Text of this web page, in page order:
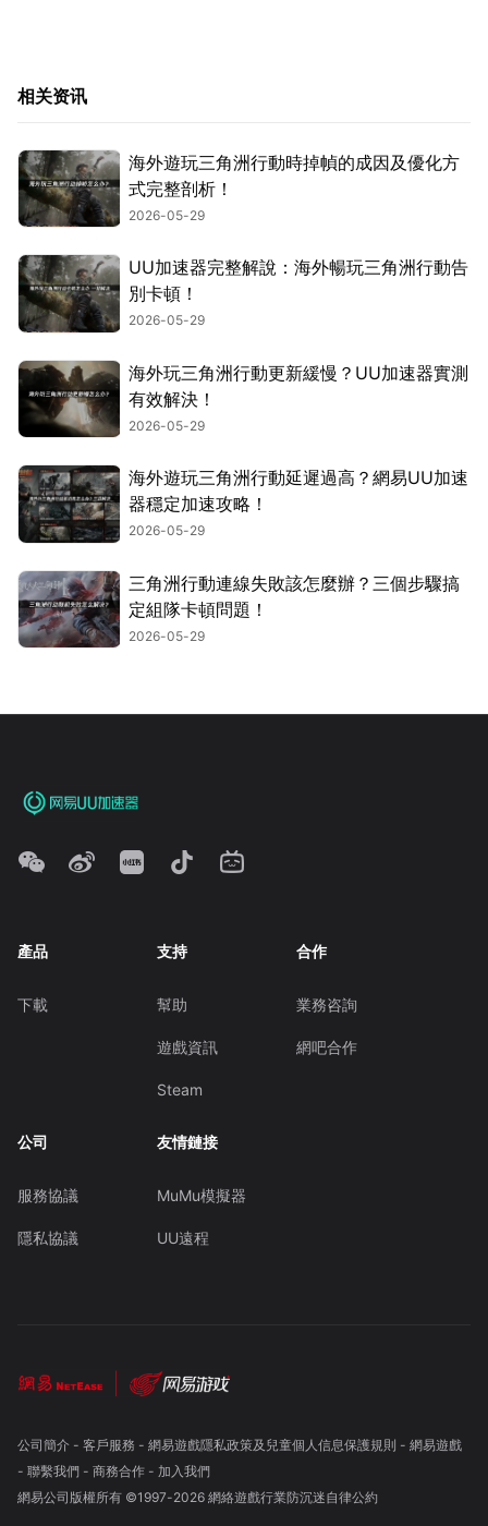
相关资讯
海外遊玩三角洲行動時掉幀的成因及優化方
式完整剖析！
2026-05-29
UU加速器完整解說：海外暢玩三角洲行動告
別卡頓！
2026-05-29
海外玩三角洲行動更新緩慢？UU加速器實測
有效解決！
2026-05-29
海外遊玩三角洲行動延遲過高？網易UU加速
器穩定加速攻略！
2026-05-29
三角洲行動連線失敗該怎麼辦？三個步驟搞
定組隊卡頓問題！
2026-05-29
產品
下載
支持
幫助
遊戲資訊
Steam
合作
業務咨詢
網吧合作
公司
服務協議
隱私協議
友情鏈接
MuMu模擬器
UU遠程
公司簡介- 客戶服務 - 網易遊戲隱私政策及兒童個人信息保護規則 - 網易遊戲
- 聯繫我們- 商務合作- 加入我們
網易公司版權所有 ©1997-2026 網絡遊戲行業防沉迷自律公約